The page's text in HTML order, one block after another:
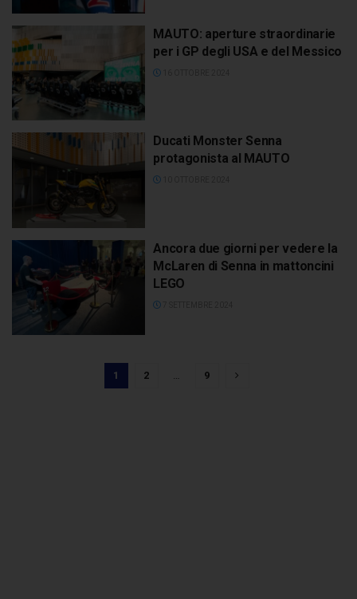
MAUTO: aperture straordinarie
per i GP degli USA e del Messico
Ducati Monster Senna
protagonista al MAUTO
Ancora due giorni per vedere la
McLaren di Senna in mattoncini
LEGO
1 2 … 9